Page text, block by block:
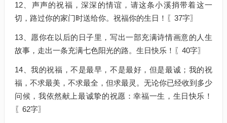
12、声声的祝福，深深的情谊，请这条小溪捎带着这一
切，路过你的家门时送给你。祝福你的生日！〖37字〗
13、愿你在以后的日子里，写出一部充满诗情画意的人生
故事，走出一条充满七色阳光的路。生日快乐！〖40字〗
14、我的祝福，不是最早，不是最好，但是最诚；我的祝
福，不求最美，不求最全，但求最灵。无论你已经收到多少
问候，我依然献上最诚挚的祝愿：幸福一生，生日快乐！
〖62字〗